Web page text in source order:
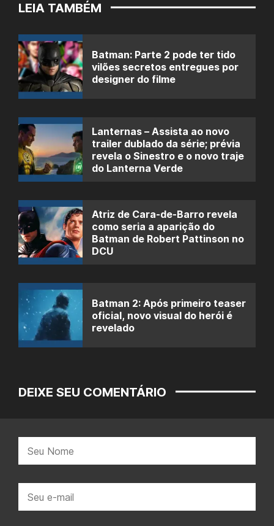
LEIA TAMBÉM
Batman: Parte 2 pode ter tido
vilões secretos entregues por
designer do filme
Lanternas – Assista ao novo
trailer dublado da série; prévia
revela o Sinestro e o novo traje
do Lanterna Verde
Atriz de Cara-de-Barro revela
como seria a aparição do
Batman de Robert Pattinson no
DCU
Batman 2: Após primeiro teaser
oficial, novo visual do herói é
revelado
DEIXE SEU COMENTÁRIO
mail: